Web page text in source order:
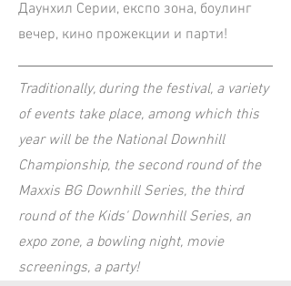
Даунхил Серии, експо зона, боулинг
вечер, кино прожекции и парти!
Traditionally, during the festival, a variety
of events take place, among which this
year will be the National Downhill
Championship, the second round of the
Maxxis BG Downhill Series, the third
round of the Kids' Downhill Series, an
expo zone, a bowling night, movie
screenings, a party!